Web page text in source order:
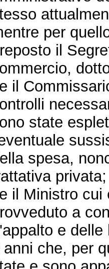
per
il
il
state
spesa,
privata;
il Ministro cui
a
e
anni che, per